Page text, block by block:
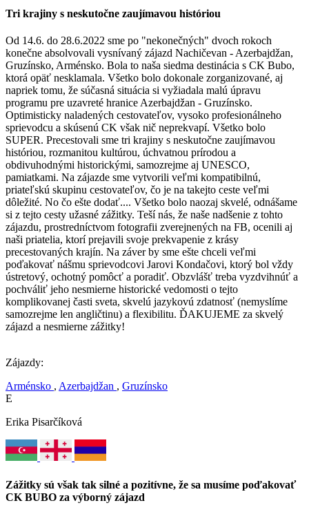
Tri krajiny s neskutočne zaujímavou históriou
Od 14.6. do 28.6.2022 sme po "nekonečných" dvoch rokoch
konečne absolvovali vysnívaný zájazd Nachičevan - Azerbajdžan,
Gruzínsko, Arménsko. Bola to naša siedma destinácia s CK Bubo,
ktorá opäť nesklamala. Všetko bolo dokonale zorganizované, aj
napriek tomu, že súčasná situácia si vyžiadala malú úpravu
programu pre uzavreté hranice Azerbajdžan - Gruzínsko.
Optimisticky naladených cestovateľov, vysoko profesionálneho
sprievodcu a skúsenú CK však nič neprekvapí. Všetko bolo
SUPER. Precestovali sme tri krajiny s neskutočne zaujímavou
históriou, rozmanitou kultúrou, úchvatnou prírodou a
obdivuhodnými historickými, samozrejme aj UNESCO,
pamiatkami. Na zájazde sme vytvorili veľmi kompatibilnú,
priateľskú skupinu cestovateľov, čo je na takejto ceste veľmi
dôležité. No čo ešte dodať.... Všetko bolo naozaj skvelé, odnášame
si z tejto cesty užasné zážitky. Teší nás, že naše nadšenie z tohto
zájazdu, prostredníctvom fotografii zverejnených na FB, ocenili aj
naši priatelia, ktorí prejavili svoje prekvapenie z krásy
precestovaných krajín. Na záver by sme ešte chceli veľmi
poďakovať nášmu sprievodcovi Jarovi Kondačovi, ktorý bol vždy
ústretový, ochotný pomôcť a poradiť. Obzvlášť treba vyzdvihnúť a
pochváliť jeho nesmierne historické vedomosti o tejto
komplikovanej časti sveta, skvelú jazykovú zdatnosť (nemyslíme
samozrejme len angličtinu) a flexibilitu. ĎAKUJEME za skvelý
zájazd a nesmierne zážitky!
Zájazdy:
Arménsko , Azerbajdžan , Gruzínsko
E
Erika Pisarčíková
Zážitky sú však tak silné a pozitívne, že sa musíme poďakovať
CK BUBO za výborný zájazd